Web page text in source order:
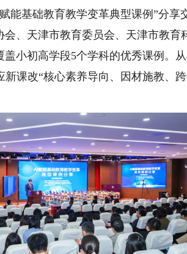
基础教育教学变革典型课例”分享
、天津市教育委员会、天津市教育
小初高学段5个学科的优秀课例。
课改“核心素养导向、因材施教、跨